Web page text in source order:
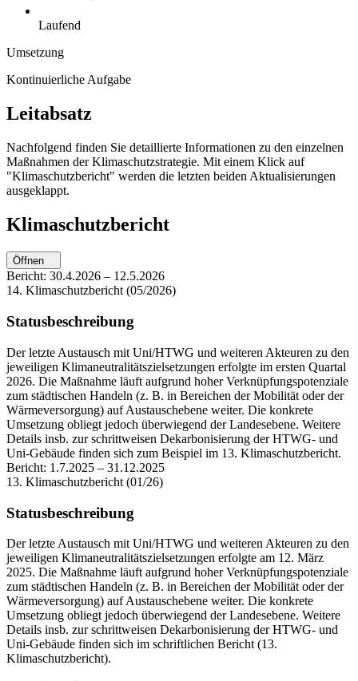
Laufend
Umsetzung
Kontinuierliche Aufgabe
Leitabsatz
Nachfolgend finden Sie detaillierte Informationen zu den einzelnen
Maßnahmen der Klimaschutzstrategie. Mit einem Klick auf
"Klimaschutzbericht" werden die letzten beiden Aktualisierungen
ausgeklappt.
Klimaschutzbericht
Öffnen
Bericht: 30.4.2026 – 12.5.2026
14. Klimaschutzbericht (05/2026)
Statusbeschreibung
Der letzte Austausch mit Uni/HTWG und weiteren Akteuren zu den
jeweiligen Klimaneutralitätszielsetzungen erfolgte im ersten Quartal
2026. Die Maßnahme läuft aufgrund hoher Verknüpfungspotenziale
zum städtischen Handeln (z. B. in Bereichen der Mobilität oder der
Wärmeversorgung) auf Austauschebene weiter. Die konkrete
Umsetzung obliegt jedoch überwiegend der Landesebene. Weitere
Details insb. zur schrittweisen Dekarbonisierung der HTWG- und
Uni-Gebäude finden sich zum Beispiel im 13. Klimaschutzbericht.
Bericht: 1.7.2025 – 31.12.2025
13. Klimaschutzbericht (01/26)
Statusbeschreibung
Der letzte Austausch mit Uni/HTWG und weiteren Akteuren zu den
jeweiligen Klimaneutralitätszielsetzungen erfolgte am 12. März
2025. Die Maßnahme läuft aufgrund hoher Verknüpfungspotenziale
zum städtischen Handeln (z. B. in Bereichen der Mobilität oder der
Wärmeversorgung) auf Austauschebene weiter. Die konkrete
Umsetzung obliegt jedoch überwiegend der Landesebene. Weitere
Details insb. zur schrittweisen Dekarbonisierung der HTWG- und
Uni-Gebäude finden sich im schriftlichen Bericht (13.
Klimaschutzbericht).